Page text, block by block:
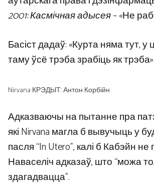
2001: Касмічная адысея– «Не
Басіст дадаў: «Курта няма тут, у
таму ўсё трэба зрабіць як трэба».
Nirvana КРЭДЫТ: Антон Корбійн
Адказваючы на ​​пытанне пра
які Nirvana магла б вывучыць у
пасля “In Utero”, калі б Кабэйн
Наваселіч адказаў, што “можа
здагадвацца”.